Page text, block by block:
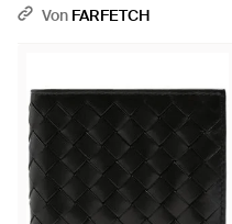
Von FARFETCH